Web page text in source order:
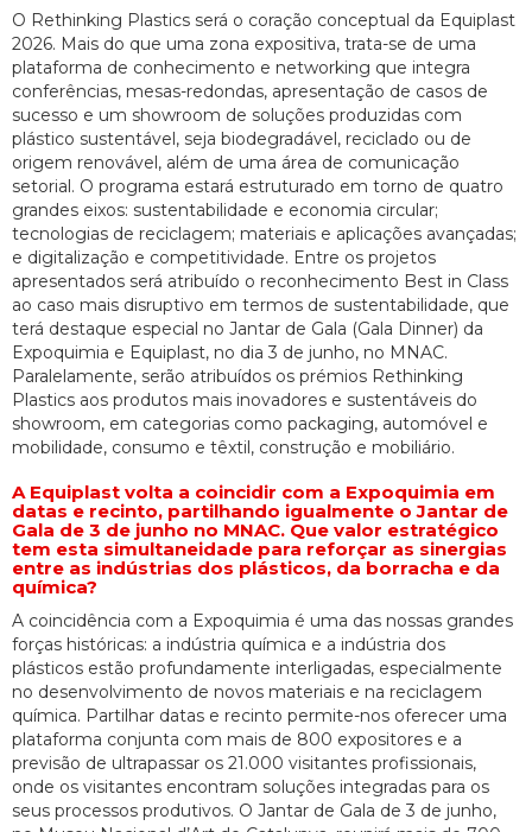
O Rethinking Plastics será o coração conceptual da Equiplast
2026. Mais do que uma zona expositiva, trata-se de uma
plataforma de conhecimento e networking que integra
conferências, mesas-redondas, apresentação de casos de
sucesso e um showroom de soluções produzidas com
plástico sustentável, seja biodegradável, reciclado ou de
origem renovável, além de uma área de comunicação
setorial. O programa estará estruturado em torno de quatro
grandes eixos: sustentabilidade e economia circular;
tecnologias de reciclagem; materiais e aplicações avançadas;
e digitalização e competitividade. Entre os projetos
apresentados será atribuído o reconhecimento Best in Class
ao caso mais disruptivo em termos de sustentabilidade, que
terá destaque especial no Jantar de Gala (Gala Dinner) da
Expoquimia e Equiplast, no dia 3 de junho, no MNAC.
Paralelamente, serão atribuídos os prémios Rethinking
Plastics aos produtos mais inovadores e sustentáveis do
showroom, em categorias como packaging, automóvel e
mobilidade, consumo e têxtil, construção e mobiliário.
A Equiplast volta a coincidir com a Expoquimia em
datas e recinto, partilhando igualmente o Jantar de
Gala de 3 de junho no MNAC. Que valor estratégico
tem esta simultaneidade para reforçar as sinergias
entre as indústrias dos plásticos, da borracha e da
química?
A coincidência com a Expoquimia é uma das nossas grandes
forças históricas: a indústria química e a indústria dos
plásticos estão profundamente interligadas, especialmente
no desenvolvimento de novos materiais e na reciclagem
química. Partilhar datas e recinto permite-nos oferecer uma
plataforma conjunta com mais de 800 expositores e a
previsão de ultrapassar os 21.000 visitantes profissionais,
onde os visitantes encontram soluções integradas para os
seus processos produtivos. O Jantar de Gala de 3 de junho,